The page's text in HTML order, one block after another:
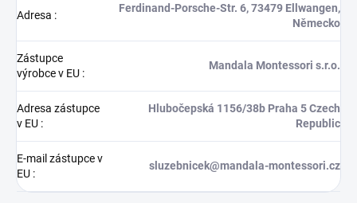
Adresa :
Ferdinand-Porsche-Str. 6, 73479 Ellwangen,
Německo
Zástupce
výrobce v EU :
Mandala Montessori s.r.o.
Adresa zástupce
v EU :
Hlubočepská 1156/38b Praha 5 Czech
Republic
E-mail zástupce v
EU :
sluzebnicek@mandala-montessori.cz